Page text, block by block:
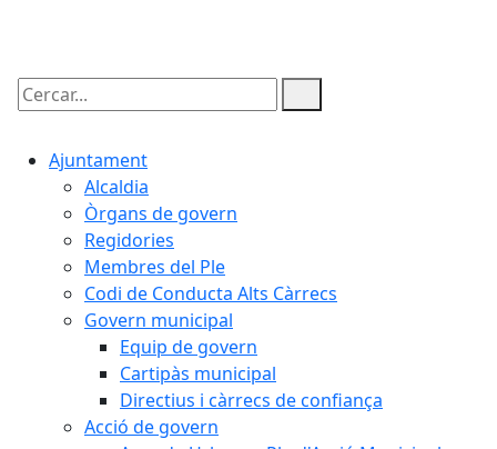
Cercar:
Ajuntament
Alcaldia
Òrgans de govern
Regidories
Membres del Ple
Codi de Conducta Alts Càrrecs
Govern municipal
Equip de govern
Cartipàs municipal
Directius i càrrecs de confiança
Acció de govern